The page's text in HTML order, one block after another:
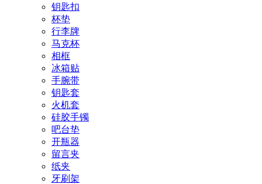
钥匙扣
杯垫
行李牌
马克杯
相框
冰箱贴
手腕带
钥匙套
火机套
硅胶手镯
吧台垫
开瓶器
留言夹
纸夹
牙刷架